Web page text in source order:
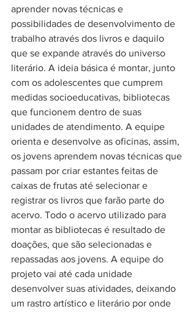
aprender novas técnicas e
possibilidades de desenvolvimento de
trabalho através dos livros e daquilo
que se expande através do universo
literário. A ideia básica é montar, junto
com os adolescentes que cumprem
medidas socioeducativas, bibliotecas
que funcionem dentro de suas
unidades de atendimento. A equipe
orienta e desenvolve as oficinas, assim,
os jovens aprendem novas técnicas que
passam por criar estantes feitas de
caixas de frutas até selecionar e
registrar os livros que farão parte do
acervo. Todo o acervo utilizado para
montar as bibliotecas é resultado de
doações, que são selecionadas e
repassadas aos jovens. A equipe do
projeto vai até cada unidade
desenvolver suas atividades, deixando
um rastro artístico e literário por onde